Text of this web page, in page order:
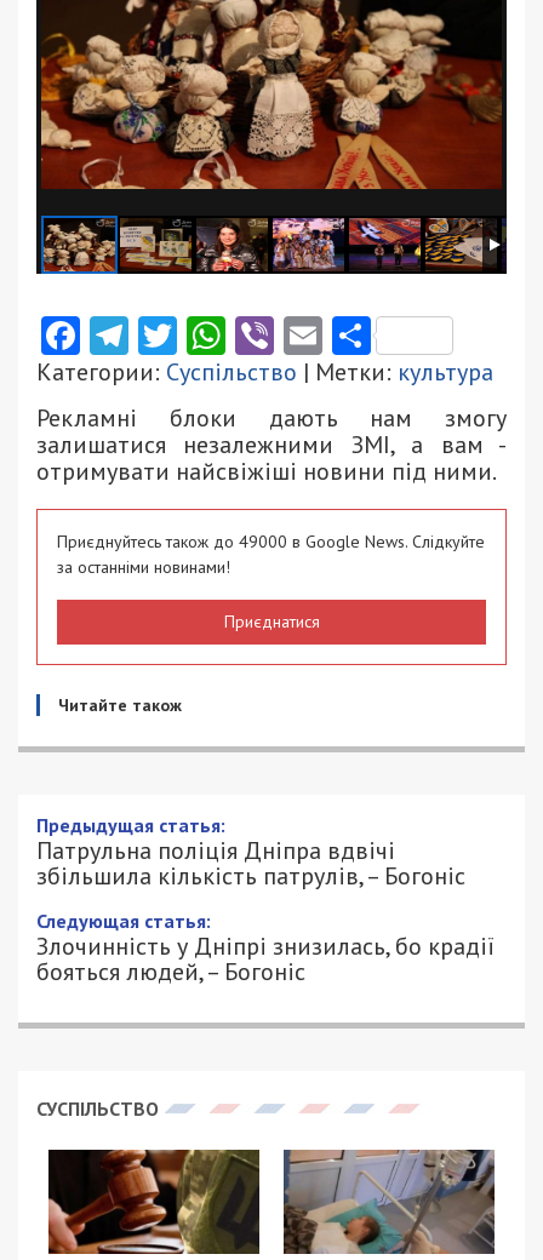
Facebook
Telegram
Twitter
WhatsApp
ViberEmail
Категории: Суспільство | Метки: культура
Рекламні блоки дають нам змогу
залишатися незалежними ЗМІ, а вам -
отримувати найсвіжіші новини під ними.
Приєднуйтесь також до 49000 в Google News. Слідкуйте
за останніми новинами!
Приєднатися
Читайте також
Предыдущая статья:
Патрульна поліція Дніпра вдвічі
збільшила кількість патрулів, – Богоніс
Следующая статья:
Злочинність у Дніпрі знизилась, бо крадії
бояться людей, – Богоніс
СУСПІЛЬСТВО